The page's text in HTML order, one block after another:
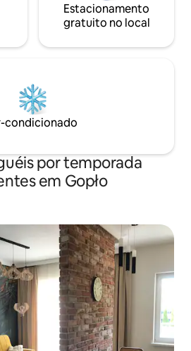
Estacionamento
gratuito no local
condicionado
por temporada
em Gopło